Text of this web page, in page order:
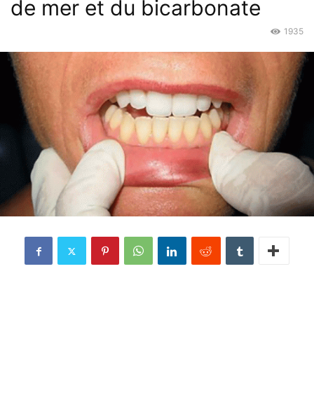
de mer et du bicarbonate
1935